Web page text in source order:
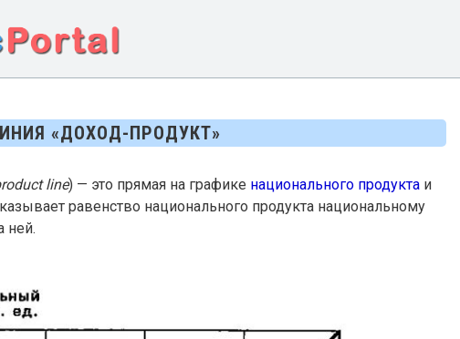
«ДОХОД-ПРОДУКТ»
line) — это прямая на графике национального продукта и
равенство национального продукта национальному
ней.